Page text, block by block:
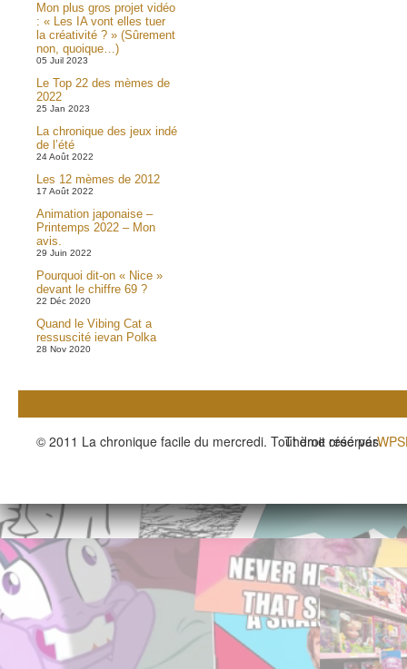
Mon plus gros projet vidéo
: « Les IA vont elles tuer
la créativité ? » (Sûrement
non, quoique…)
05 Juil 2023
Le Top 22 des mèmes de
2022
25 Jan 2023
La chronique des jeux indé
de l’été
24 Août 2022
Les 12 mèmes de 2012
17 Août 2022
Animation japonaise –
Printemps 2022 – Mon
avis.
29 Juin 2022
Pourquoi dit-on « Nice »
devant le chiffre 69 ?
22 Déc 2020
Quand le Vibing Cat a
ressuscité ievan Polka
28 Nov 2020
© 2011 La chronique facile du mercredi. Tout droit réservés.
Thème créé par